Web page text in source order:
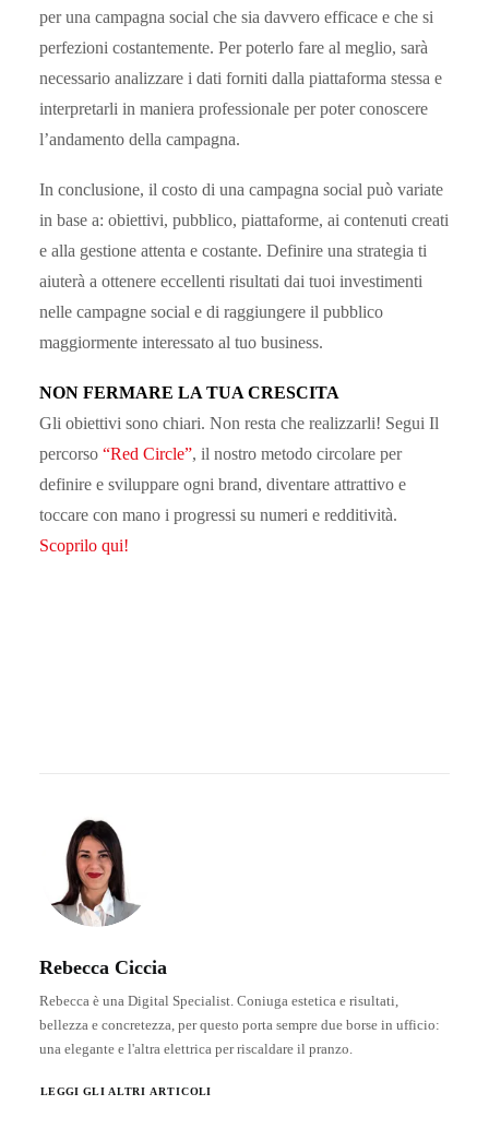
per una campagna social che sia davvero efficace e che si
perfezioni costantemente. Per poterlo fare al meglio, sarà
necessario analizzare i dati forniti dalla piattaforma stessa e
interpretarli in maniera professionale per poter conoscere
l’andamento della campagna.
In conclusione, il costo di una campagna social può variate
in base a: obiettivi, pubblico, piattaforme, ai contenuti creati
e alla gestione attenta e costante. Definire una strategia ti
aiuterà a ottenere eccellenti risultati dai tuoi investimenti
nelle campagne social e di raggiungere il pubblico
maggiormente interessato al tuo business.
NON FERMARE LA TUA CRESCITA
Gli obiettivi sono chiari. Non resta che realizzarli! Segui Il
percorso “Red Circle”, il nostro metodo circolare per
definire e sviluppare ogni brand, diventare attrattivo e
toccare con mano i progressi su numeri e redditività.
Scoprilo qui!
Rebecca Ciccia
Rebecca è una Digital Specialist. Coniuga estetica e risultati,
bellezza e concretezza, per questo porta sempre due borse in ufficio:
una elegante e l'altra elettrica per riscaldare il pranzo.
LEGGI GLI ALTRI ARTICOLI